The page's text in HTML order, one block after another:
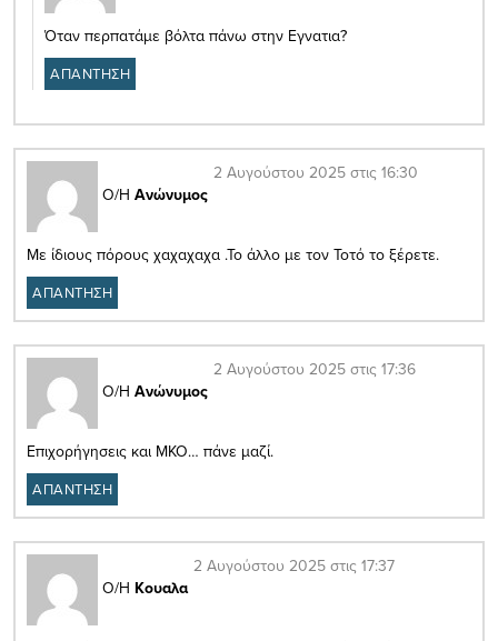
Όταν περπατάμε βόλτα πάνω στην Εγνατια?
ΑΠΑΝΤΗΣΗ
Ο/Η Ανώνυμος
2 Αυγούστου 2025 στις 16:30
Με ίδιους πόρους χαχαχαχα .Το άλλο με τον Τοτό το ξέρετε.
ΑΠΑΝΤΗΣΗ
Ο/Η Ανώνυμος
2 Αυγούστου 2025 στις 17:36
Επιχορήγησεις και ΜΚΟ… πάνε μαζί.
ΑΠΑΝΤΗΣΗ
Ο/Η Κουαλα
2 Αυγούστου 2025 στις 17:37